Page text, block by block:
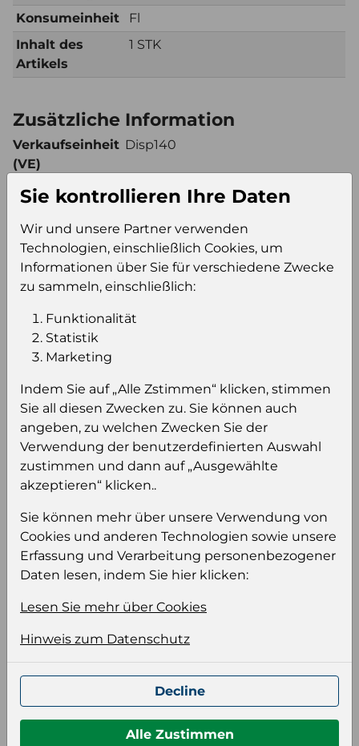
Konsumeinheit
Fl
Inhalt des
Artikels
1 STK
Zusätzliche Information
Verkaufseinheit
(VE)
Disp140
Verkaufseinheit
pro Palette
4
Konsumeinheit Fl
Stückzahl pro
Palette
560
Einloggen um den Preis zu
Sie müssen eingeloggt sein, um Preise zu
sehen und/oder dieses Produkt zu kaufen.
Einloggen Anmeldung für B2B Konto
Produktinformation
Wählen Sie eine Sprache und ein Format für
Sie kontrollieren Ihre Daten
Wir und unsere Partner verwenden
Technologien, einschließlich Cookies, um
Informationen über Sie für verschiedene Zwecke
zu sammeln, einschließlich:
Funktionalität
Statistik
Marketing
Indem Sie auf „Alle Zstimmen“ klicken, stimmen
Sie all diesen Zwecken zu. Sie können auch
angeben, zu welchen Zwecken Sie der
Verwendung der benutzerdefinierten Auswahl
zustimmen und dann auf „Ausgewählte
akzeptieren“ klicken..
Sie können mehr über unsere Verwendung von
Cookies und anderen Technologien sowie unsere
Erfassung und Verarbeitung personenbezogener
Daten lesen, indem Sie hier klicken:
Lesen Sie mehr über Cookies
Hinweis zum Datenschutz
Decline
Alle Zustimmen